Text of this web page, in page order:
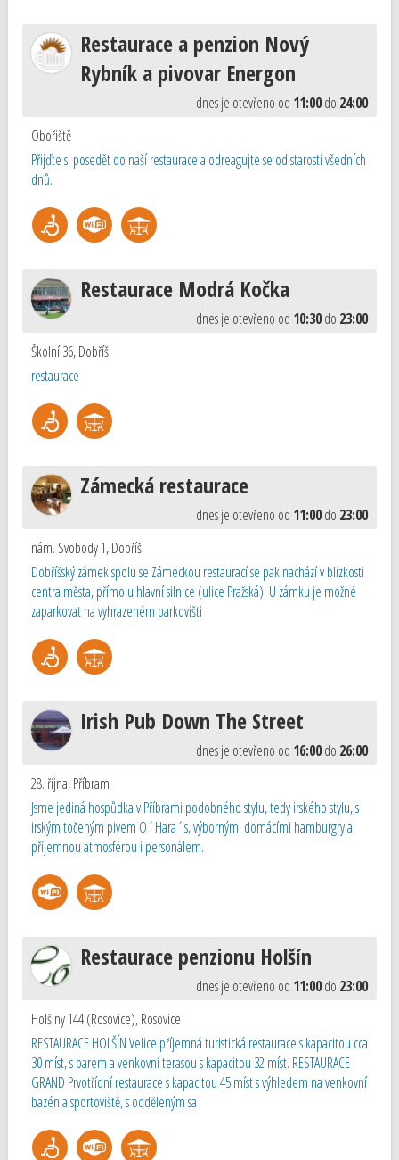
Restaurace a penzion Nový
Rybník a pivovar Energon
dnes je otevřeno od 11:00do 24:00
Obořiště
Přijďte si posedět do naší restaurace a odreagujte se od starostí všedních
dnů.
Restaurace Modrá Kočka
dnes je otevřeno od 10:30do 23:00
Školní 36,Dobříš
restaurace
Zámecká restaurace
dnes je otevřeno od 11:00do 23:00
nám. Svobody 1,Dobříš
Dobříšský zámek spolu se Zámeckou restaurací se pak nachází v blízkosti
centra města, přímo u hlavní silnice (ulice Pražská). U zámku je možné
zaparkovat na vyhrazeném parkovišti
Irish Pub Down The Street
dnes je otevřeno od 16:00do 26:00
28. října,Příbram
Jsme jediná hospůdka v Příbrami podobného stylu, tedy irského stylu, s
irským točeným pivem O´Hara´s, výbornými domácími hamburgry a
příjemnou atmosférou i personálem.
Restaurace penzionu Holšín
dnes je otevřeno od 11:00do 23:00
Holšiny 144 (Rosovice),Rosovice
RESTAURACE HOLŠÍN Velice příjemná turistická restaurace s kapacitou cca
30 míst, s barem a venkovní terasou s kapacitou 32 míst. RESTAURACE
GRAND Prvotřídní restaurace s kapacitou 45 míst s výhledem na venkovní
bazén a sportoviště, s odděleným sa